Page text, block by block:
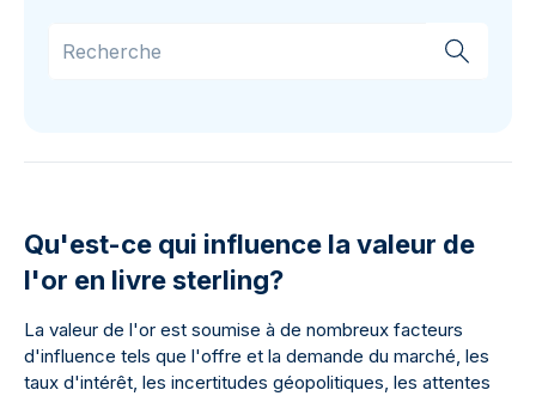
Qu'est-ce qui influence la valeur de
l'or en livre sterling?
La valeur de l'or est soumise à de nombreux facteurs
d'influence tels que l'offre et la demande du marché, les
taux d'intérêt, les incertitudes géopolitiques, les attentes